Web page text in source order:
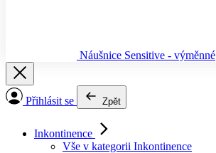
Náušnice Sensitive - výměnné
Přihlásit se Zpět
Inkontinence
Vše v kategorii Inkontinence